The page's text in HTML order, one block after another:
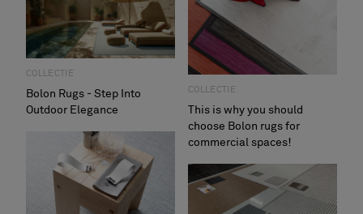
Installatie
Onderhoud
Samenwerkingen met Designers
Over ons
COLLECTIE
Bolon Rugs - Step Into
Outdoor Elegance
COLLECTIE
This is why you should
choose Bolon rugs for
commercial spaces!